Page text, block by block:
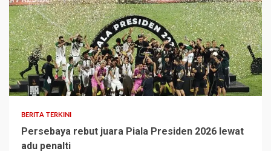
BERITA TERKINI
Persebaya rebut juara Piala Presiden 2026 lewat
adu penalti